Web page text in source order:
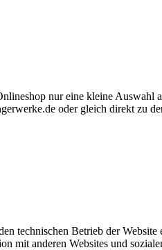
nur eine kleine Auswahl
oder gleich direkt zu
technischen Betrieb der
mit anderen Websites und